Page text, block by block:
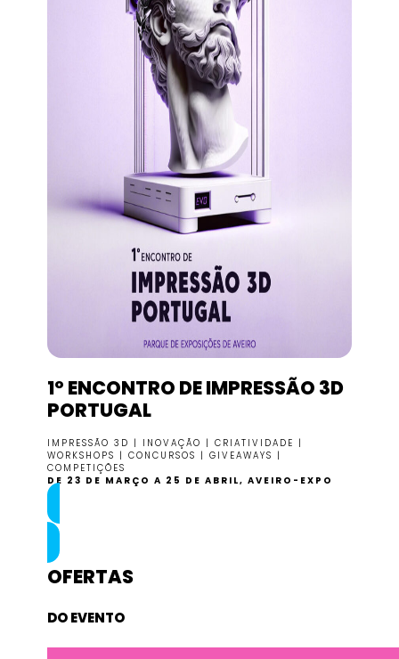
1º ENCONTRO DE IMPRESSÃO 3D
PORTUGAL
IMPRESSÃO 3D | INOVAÇÃO | CRIATIVIDADE |
WORKSHOPS | CONCURSOS | GIVEAWAYS |
COMPETIÇÕES
DE 23 DE MARÇO A 25 DE ABRIL, AVEIRO-EXPO
OFERTAS
DO EVENTO